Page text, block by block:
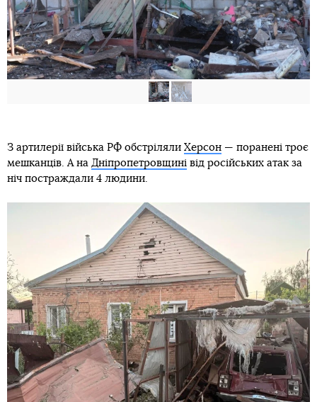
З артилерії війська РФ обстріляли Херсон — поранені троє
мешканців. А на Дніпропетровщині від російських атак за
ніч постраждали 4 людини.